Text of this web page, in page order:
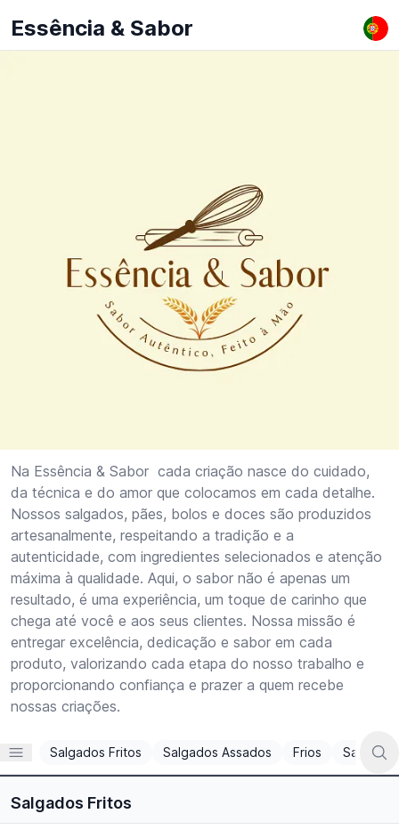
Essência & Sabor
Na Essência & Sabor cada criação nasce do cuidado,
da técnica e do amor que colocamos em cada detalhe.
Nossos salgados, pães, bolos e doces são produzidos
artesanalmente, respeitando a tradição e a
autenticidade, com ingredientes selecionados e atenção
máxima à qualidade. Aqui, o sabor não é apenas um
resultado, é uma experiência, um toque de carinho que
chega até você e aos seus clientes. Nossa missão é
entregar excelência, dedicação e sabor em cada
produto, valorizando cada etapa do nosso trabalho e
proporcionando confiança e prazer a quem recebe
nossas criações.
Salgados Fritos Salgados Assados Frios
Salgados Fritos